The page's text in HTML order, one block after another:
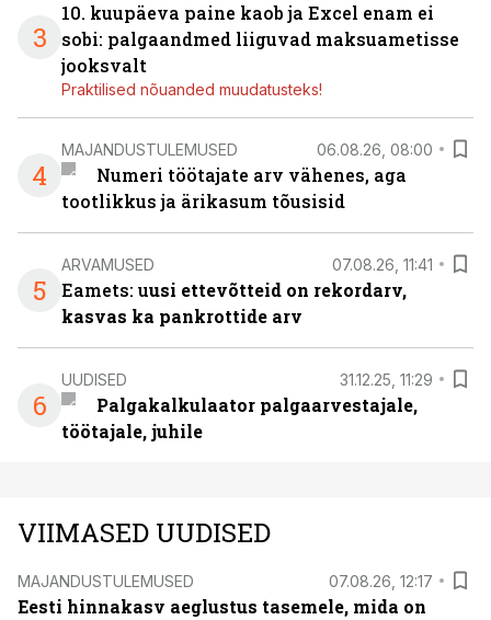
3
10. kuupäeva paine kaob ja Excel enam ei
sobi: palgaandmed liiguvad maksuametisse
jooksvalt
Praktilised nõuanded muudatusteks!
4
MAJANDUSTULEMUSED 06.08.26, 08:00
Numeri töötajate arv vähenes, aga
tootlikkus ja ärikasum tõusisid
5
ARVAMUSED 07.08.26, 11:41
Eamets: uusi ettevõtteid on rekordarv,
kasvas ka pankrottide arv
6
UUDISED 31.12.25, 11:29
Palgakalkulaator palgaarvestajale,
töötajale, juhile
VIIMASED UUDISED
MAJANDUSTULEMUSED 07.08.26, 12:17
Eesti hinnakasv aeglustus tasemele, mida on